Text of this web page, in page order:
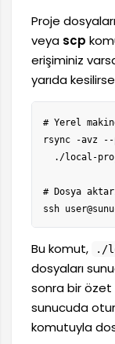
Proje
veya scp
erişiminiz
yarıda
# Yerel
rsync -avz
./local-
# Dosya
ssh
Bu komut, ./
dosyaları
sonra bir özet
sunucuda
komutuyla